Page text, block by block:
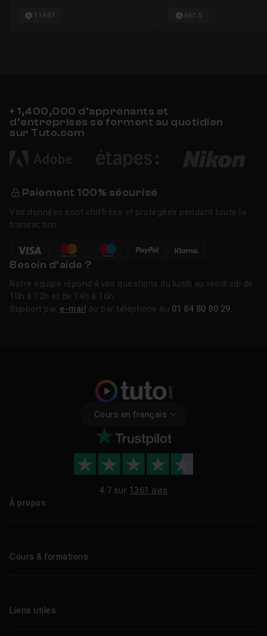
11h51 6h15
+ 1,400,000 d’apprenants et
d’entreprises se forment au quotidien
sur Tuto.com
Paiement 100% sécurisé
Vos données sont chiffrées et protégées pendant toute la
transaction.
Besoin d’aide ?
Notre équipe répond à vos questions du lundi au vendredi de
10h à 12h et de 14h à 16h.
Support par e-mail ou par téléphone au 01 84 80 80 29
Cours en français
4.7 sur 1361 avis
À propos
Cours & formations
Formations certifiantes
Liens utiles